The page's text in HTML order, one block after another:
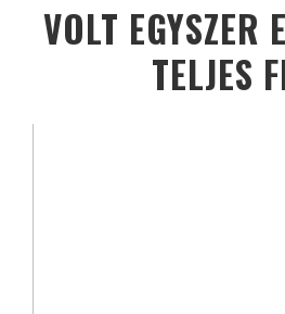
VOLT EGYSZER
TELJES